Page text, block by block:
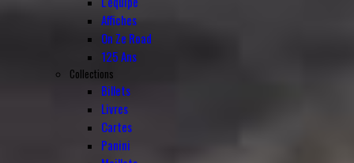
Affiches
On Ze Road
125 Ans
Collections
Billets
Livres
Cartes
Panini